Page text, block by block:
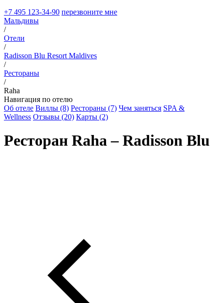
+7 495 123-34-90 перезвоните мне
Мальдивы
/
Отели
/
Radisson Blu Resort Maldives
/
Рестораны
/
Raha
Навигация по отелю
Об отеле Виллы (8) Рестораны (7) Чем заняться SPA &
Wellness Отзывы (20) Карты (2)
Ресторан Raha – Radisson Blu